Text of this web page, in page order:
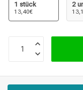
1 stück
13,40€
2